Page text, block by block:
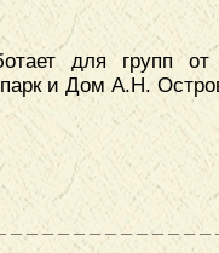
для групп
и Дом А.Н.